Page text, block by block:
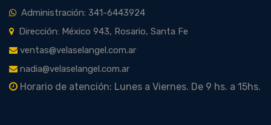
Administración: 341-6443924
Dirección: México 943, Rosario, Santa Fe
ventas@velaselangel.com.ar
nadia@velaselangel.com.ar
Horario de atención: Lunes a Viernes. De 9 hs. a 15hs.